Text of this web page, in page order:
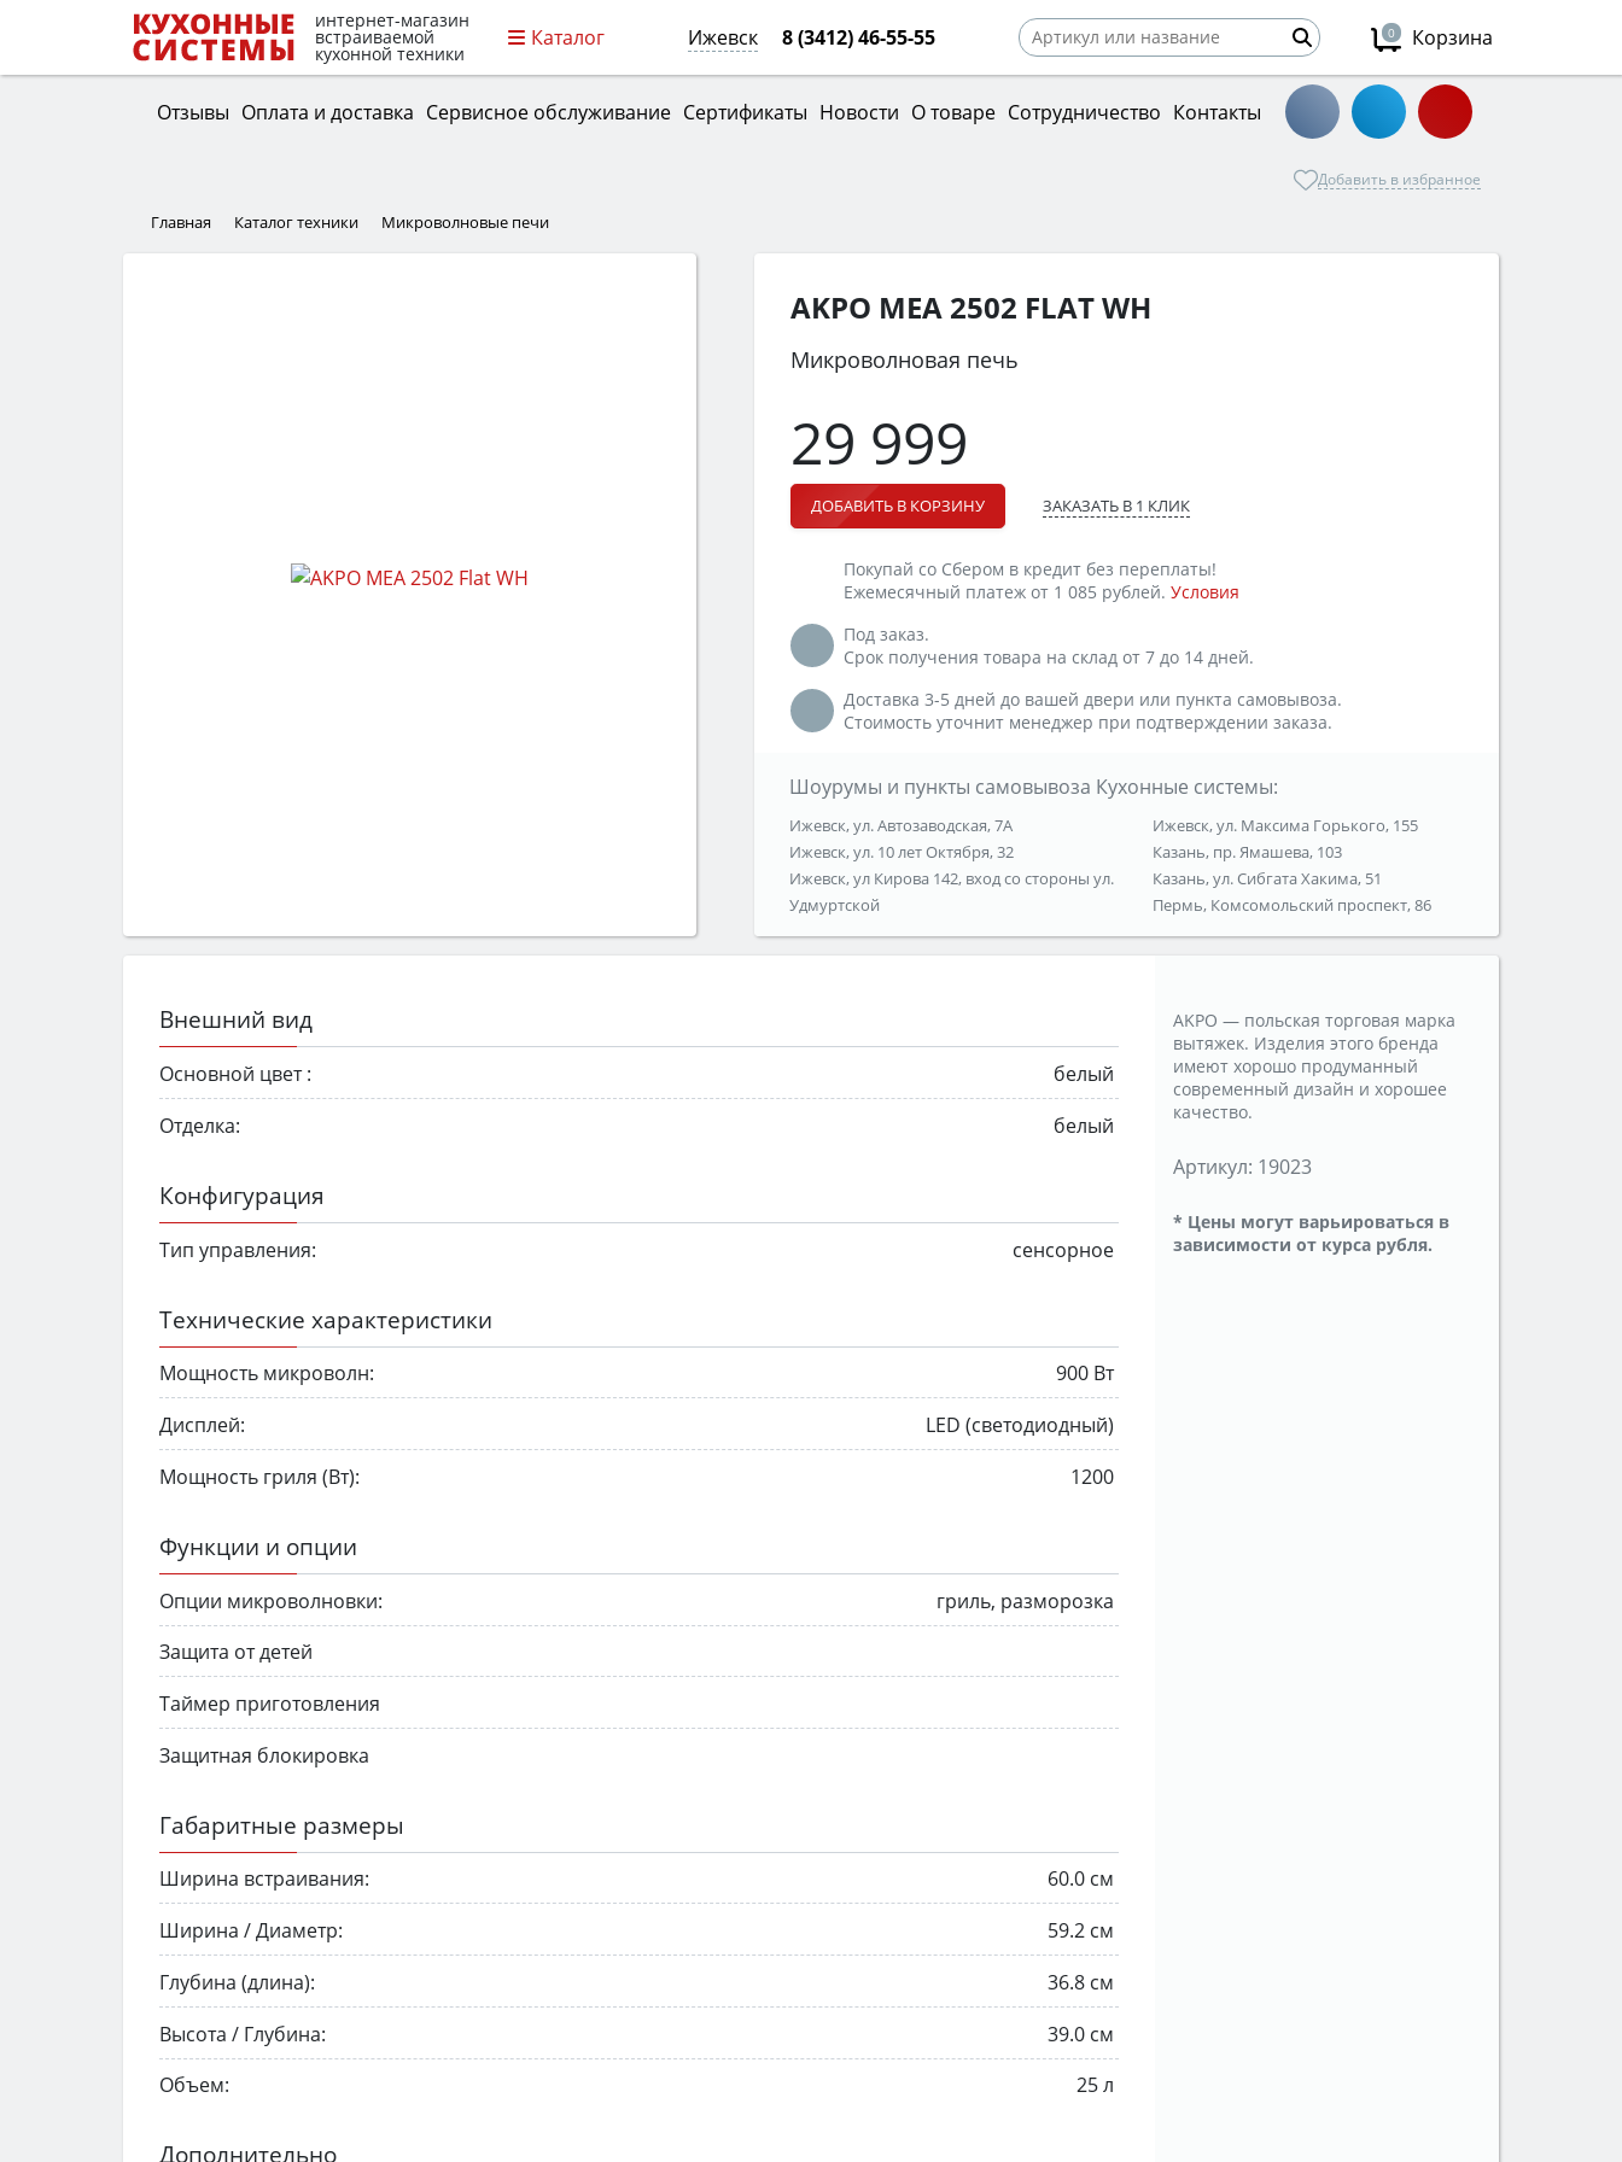
интернет-магазин
встраиваемой
кухонной техники
Каталог Ижевск 8 (3412) 46-55-55 0 Корзина
Отзывы Оплата и доставка Сервисное обслуживание Сертификаты Новости О товаре Сотрудничество Контакты
Добавить в избранное
Главная Каталог техники Микроволновые печи
AKPO MEA 2502 FLAT WH
Микроволновая печь
29 999
ДОБАВИТЬ В КОРЗИНУ ЗАКАЗАТЬ В 1 КЛИК
Покупай со Сбером в кредит без переплаты!
Ежемесячный платеж от 1 085 рублей. Условия
Под заказ.
Срок получения товара на склад от 7 до 14 дней.
Доставка 3-5 дней до вашей двери или пункта самовывоза.
Стоимость уточнит менеджер при подтверждении заказа.
Шоурумы и пункты самовывоза Кухонные системы:
Ижевск, ул. Автозаводская, 7А
Ижевск, ул. 10 лет Октября, 32
Ижевск, ул Кирова 142, вход со стороны ул.
Удмуртской
Ижевск, ул. Максима Горького, 155
Казань, пр. Ямашева, 103
Казань, ул. Сибгата Хакима, 51
Пермь, Комсомольский проспект, 86
Внешний вид
Основной цвет :
белый
Отделка:
белый
Конфигурация
Тип управления: сенсорное
Технические характеристики
Мощность микроволн:
900 Вт
Дисплей:
LED (светодиодный)
Мощность гриля (Вт):
1200
Функции и опции
Опции микроволновки:
гриль, разморозка
Защита от детей
Таймер приготовления
Защитная блокировка
Габаритные размеры
Ширина встраивания:
60.0 см
Ширина / Диаметр:
59.2 см
Глубина (длина):
36.8 см
Высота / Глубина:
39.0 см
Объем:
25 л
Дополнительно
AKPO — польская торговая марка
вытяжек. Изделия этого бренда
имеют хорошо продуманный
современный дизайн и хорошее
качество.
Артикул: 19023
* Цены могут варьироваться в
зависимости от курса рубля.